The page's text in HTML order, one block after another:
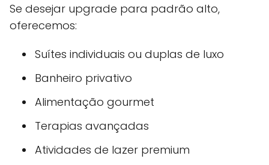
Se desejar upgrade para padrão alto,
oferecemos:
Suítes individuais ou duplas de luxo
Banheiro privativo
Alimentação gourmet
Terapias avançadas
Atividades de lazer premium